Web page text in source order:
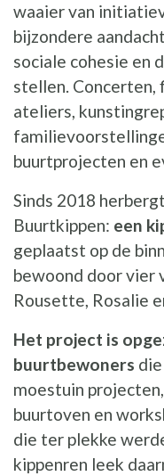
waaier van
bijzondere
sociale cohesie en
stellen. Concerten,
ateliers,
buurtprojecten en
Sinds 2018
Buurtkippen: een
geplaatst op de
bewoond door vier
Rousette, Rosalie
Het project is
buurtbewoners
moestuin
buurtoven en
die ter plekke
kippenren leek